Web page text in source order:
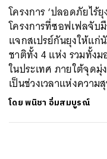
โครงการ ‘ปลอดภัยไร้
โครงการที่ซอฟเฟลจับ
แจกสเปรย์กันยุงให้แก่
ชาติทั้ง 4 แห่ง รวมทั้ง
ในประเทศ ภายใต้จุด
เป็นช่วงเวลาแห่งควา
โดยพนิชา อิ่มสมบูรณ์